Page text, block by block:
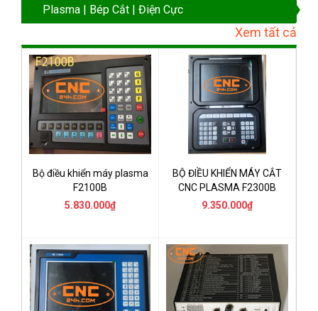
Plasma | Bép Cắt | Điện Cực
Xem tất cả
Bộ điều khiển máy plasma
F2100B
5.830.000₫
BỘ ĐIỀU KHIỂN MÁY CẮT
CNC PLASMA F2300B
9.350.000₫